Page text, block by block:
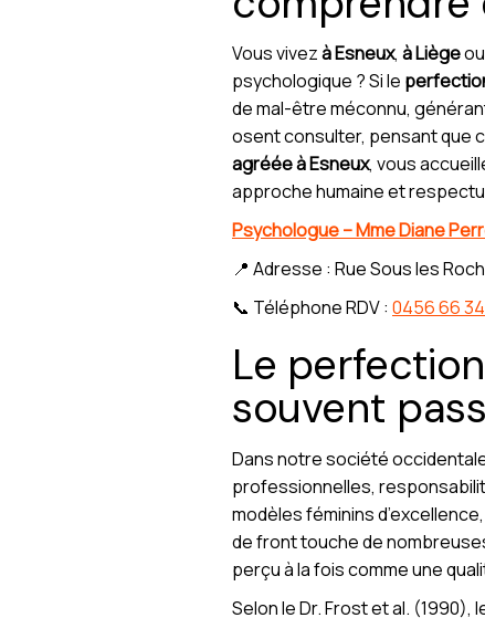
Vous vivezà Esneux, à Liège
psychologique ? Si le
de mal-être méconnu,
osent consulter, pensant que
agréée à Esneux, vous
approche humaine et
Psychologue – Mme Diane
📍 Adresse : Rue Sous les
📞 Téléphone RDV : 0456 66
Le
souvent
Dans notre société
professionnelles,
modèles féminins
de front touche de
perçu à la fois comme une
Selon le Dr. Frost et al.